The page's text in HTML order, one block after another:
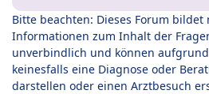
Bitte beachten: Dieses Forum
Informationen zum Inhalt der
unverbindlich und können
keinesfalls eine Diagnose oder
darstellen oder einen Arztbesuch